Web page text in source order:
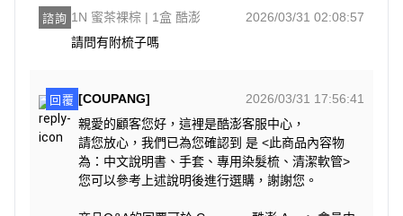
諮詢 1N 蜜茶裸棕 | 1盒 酷澎
2026/03/31 02:08:57
請問有附梳子嗎
回覆 [COUPANG]
2026/03/31 17:56:41
親愛的顧客您好，這裡是酷澎客服中心，
請您放心，我們已為您確認到 是 <此商品內容物
為：中文說明書、手套、專用染髮梳、清潔軟管>
您可以參考上述說明後進行選購，謝謝您。